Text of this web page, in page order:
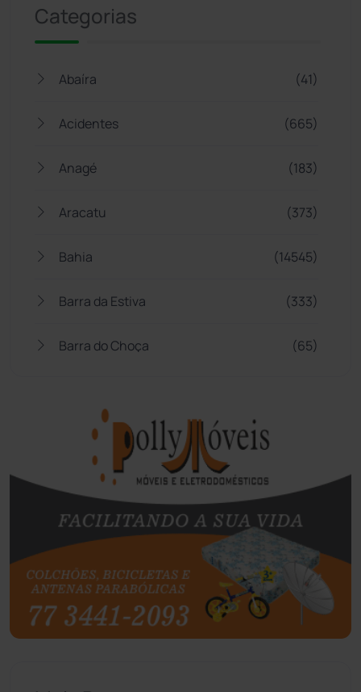
Categorias
Abaíra (41)
Acidentes (665)
Anagé (183)
Aracatu (373)
Bahia (14545)
Barra da Estiva (333)
Barra do Choça (65)
Bom Jesus da Lapa
Boquira
Botuporã (72)
Brasil (7680)
Brumado (31958)